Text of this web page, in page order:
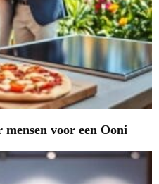
mensen voor een Ooni